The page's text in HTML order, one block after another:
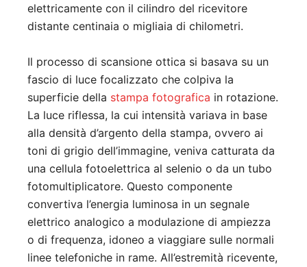
elettricamente con il cilindro del ricevitore
distante centinaia o migliaia di chilometri.
Il processo di scansione ottica si basava su un
fascio di luce focalizzato che colpiva la
superficie della stampa fotografica in rotazione.
La luce riflessa, la cui intensità variava in base
alla densità d’argento della stampa, ovvero ai
toni di grigio dell’immagine, veniva catturata da
una cellula fotoelettrica al selenio o da un tubo
fotomultiplicatore. Questo componente
convertiva l’energia luminosa in un segnale
elettrico analogico a modulazione di ampiezza
o di frequenza, idoneo a viaggiare sulle normali
linee telefoniche in rame. All’estremità ricevente,